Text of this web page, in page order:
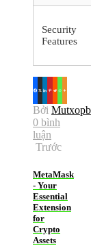
Security
Features
Bởi
0 bình
luận
Trước
MetaMask
- Your
Essential
Extension
for
Crypto
Assets